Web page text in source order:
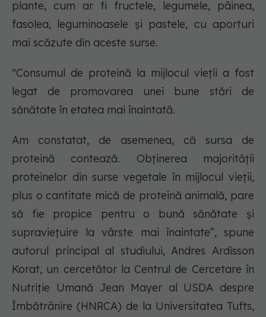
plante, cum ar fi fructele, legumele, pâinea,
fasolea, leguminoasele și pastele, cu aporturi
mai scăzute din aceste surse.
"Consumul de proteină la mijlocul vieții a fost
legat de promovarea unei bune stări de
sănătate în etatea mai înaintată.
Am constatat, de asemenea, că sursa de
proteină contează. Obținerea majorității
proteinelor din surse vegetale în mijlocul vieții,
plus o cantitate mică de proteină animală, pare
să fie propice pentru o bună sănătate și
supraviețuire la vârste mai înaintate”, spune
autorul principal al studiului, Andres Ardisson
Korat, un cercetător la Centrul de Cercetare în
Nutriție Umană Jean Mayer al USDA despre
Îmbătrânire (HNRCA) de la Universitatea Tufts,